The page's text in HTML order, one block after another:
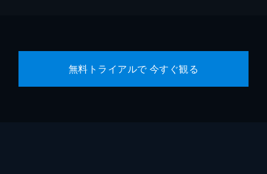
無料トライアルで 今すぐ観る